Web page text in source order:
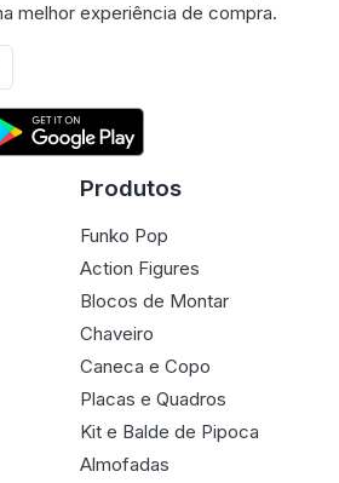
melhor experiência de compra.
Produtos
Funko Pop
Action Figures
Blocos de Montar
Chaveiro
Caneca e Copo
Placas e Quadros
Kit e Balde de Pipoca
Almofadas